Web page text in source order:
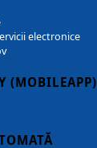
electronice
(MOBILEAPP)